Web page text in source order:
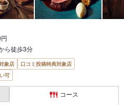
ら徒歩3分
象店
口コミ投稿特典対象店
可
コース